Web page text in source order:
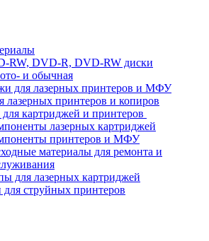
RW, DVD-R, DVD-RW диски
и обычная
для лазерных принтеров и МФУ
лазерных принтеров и копиров
для картриджей и принтеров
лазерных картриджей
принтеров и МФУ
материалы для ремонта и
для лазерных картриджей
для струйных принтеров